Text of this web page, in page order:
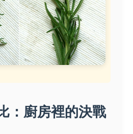
：廚房裡的決戰